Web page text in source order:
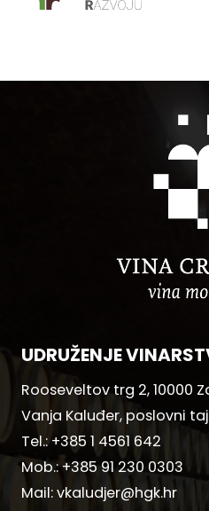
UDRUŽENJE
Rooseveltov trg 2, 10000
Vanja Kaluđer, poslovni
Tel.:+385 1 4561 642
Mob.: +385 91 230 0303
Mail:vkaludjer@hgk.hr